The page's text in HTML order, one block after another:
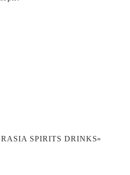
SPIRITS DRINKS»